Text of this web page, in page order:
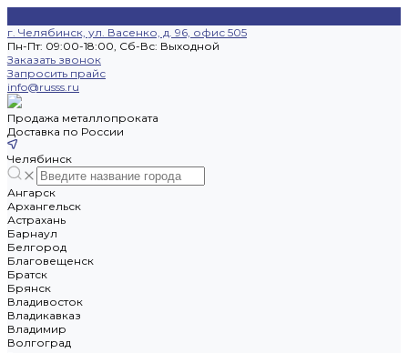
г. Челябинск, ул. Васенко, д. 96, офис 505
Пн-Пт: 09:00-18:00, Cб-Вс: Выходной
Заказать звонок
Запросить прайс
info@russs.ru
Продажа металлопроката
Доставка по России
Челябинск
Ангарск
Архангельск
Астрахань
Барнаул
Белгород
Благовещенск
Братск
Брянск
Владивосток
Владикавказ
Владимир
Волгоград